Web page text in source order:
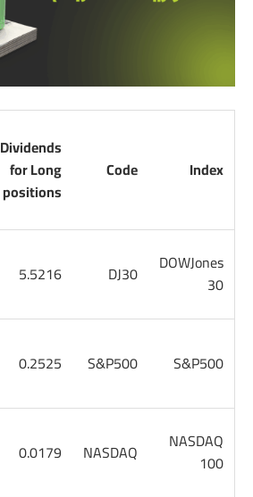
Index
Code
Dividends
for Long
positions
DOWJones
30
DJ30
5.5216
S&P500
S&P500
0.2525
NASDAQ
100
NASDAQ
0.0179